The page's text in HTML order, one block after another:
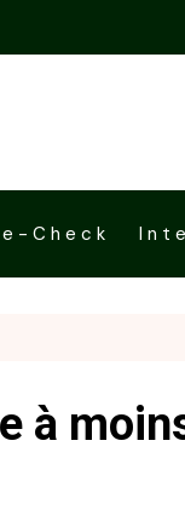
Check
à